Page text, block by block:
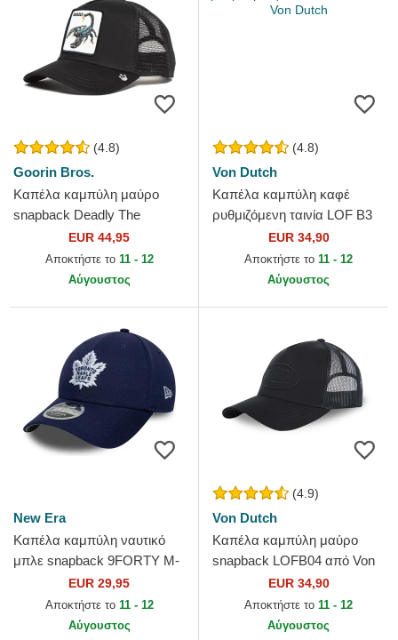
(4.8)
Goorin Bros.
Καπέλα καμπύλη μαύρο
snapback Deadly The
Deadliest Scorpion The Farm
Goorin Bros.
EUR 44,95
Αποκτήστε το 11 - 12
Αύγουστος
(4.8)
Von Dutch
Καπέλα καμπύλη καφέ
ρυθμιζόμενη ταινία LOF B3
από Von DutchEUR 34,90
Αποκτήστε το 11 - 12
Αύγουστος
New Era
Καπέλα καμπύλη ναυτικό
μπλε snapback 9FORTY M-
Crown Team από Toronto
Maple Leafs NHL από New
EUR 29,95
Αποκτήστε το 11 - 12
Αύγουστος
(4.9)
Von Dutch
Καπέλα καμπύλη μαύρο
snapback LOFB04 από Von
EUR 34,90
Αποκτήστε το 11 - 12
Αύγουστος